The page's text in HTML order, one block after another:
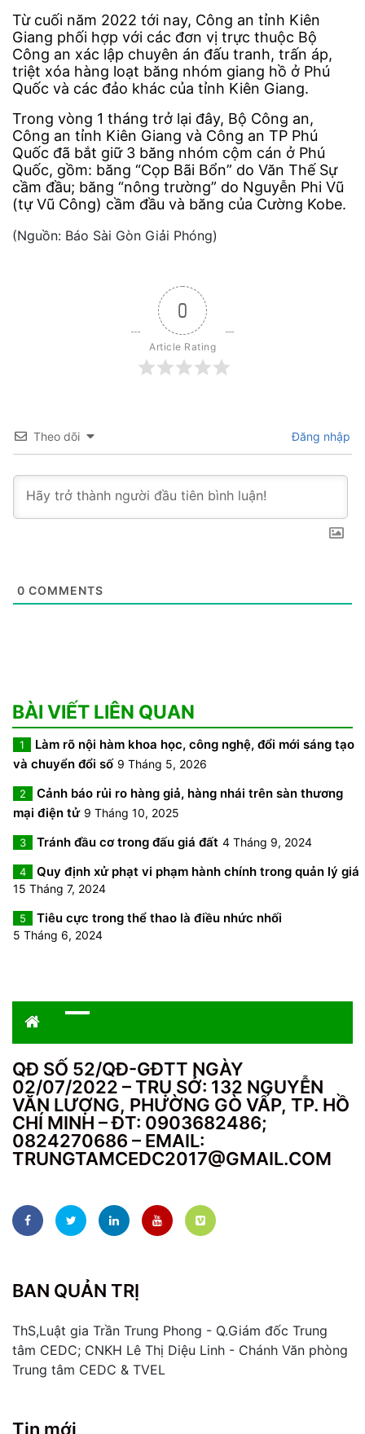
Từ cuối năm 2022 tới nay, Công an tỉnh Kiên
Giang phối hợp với các đơn vị trực thuộc Bộ
Công an xác lập chuyên án đấu tranh, trấn áp,
triệt xóa hàng loạt băng nhóm giang hồ ở Phú
Quốc và các đảo khác của tỉnh Kiên Giang.
Trong vòng 1 tháng trở lại đây, Bộ Công an,
Công an tỉnh Kiên Giang và Công an TP Phú
Quốc đã bắt giữ 3 băng nhóm cộm cán ở Phú
Quốc, gồm: băng “Cọp Bãi Bổn” do Văn Thế Sự
cầm đầu; băng “nông trường” do Nguyễn Phi Vũ
(tự Vũ Công) cầm đầu và băng của Cường Kobe.
(Nguồn: Báo Sài Gòn Giải Phóng)
0
Article Rating
Theo dõi Đăng nhập
0 COMMENTS
BÀI VIẾT LIÊN QUAN
1
Làm rõ nội hàm khoa học, công nghệ, đổi mới sáng tạo
và chuyển đổi số 9 Tháng 5, 2026
2
Cảnh báo rủi ro hàng giả, hàng nhái trên sàn thương
mại điện tử 9 Tháng 10, 2025
3 Tránh đầu cơ trong đấu giá đất 4 Tháng 9, 2024
4 Quy định xử phạt vi phạm hành chính trong quản lý giá
15 Tháng 7, 2024
5 Tiêu cực trong thể thao là điều nhức nhối
5 Tháng 6, 2024
QĐ SỐ 52/QĐ-GĐTT NGÀY
02/07/2022 – TRỤ SỞ: 132 NGUYỄN
VĂN LƯỢNG, PHƯỜNG GÒ VẤP, TP. HỒ
CHÍ MINH – ĐT: 0903682486;
0824270686 – EMAIL:
TRUNGTAMCEDC2017@GMAIL.COM
BAN QUẢN TRỊ
ThS,Luật gia Trần Trung Phong - Q.Giám đốc Trung
tâm CEDC; CNKH Lê Thị Diệu Linh - Chánh Văn phòng
Trung tâm CEDC & TVEL
Tin mới